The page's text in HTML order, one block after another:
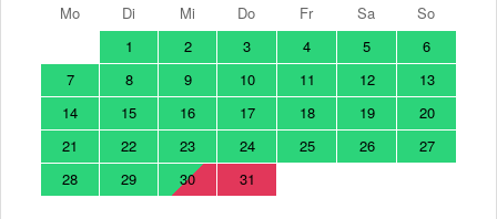
Mo
Di Mi Do Fr Sa
So
1
2 3 4 5
6
7
8 9 10 11 12
13
14
15 16 17 18 19
20
21
22 23 24 25 26
27
28
29 30 31